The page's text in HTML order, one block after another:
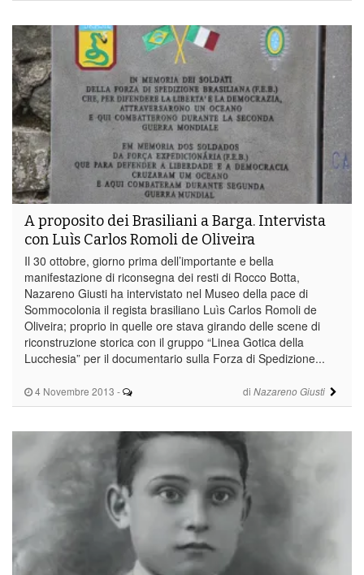
4 Novembre 2013 - di Nazareno Giusti
A proposito dei Brasiliani a Barga. Intervista
con Luìs Carlos Romoli de Oliveira
Il 30 ottobre, giorno prima dell’importante e bella
manifestazione di riconsegna dei resti di Rocco Botta,
Nazareno Giusti ha intervistato nel Museo della pace di
Sommocolonia il regista brasiliano Luìs Carlos Romoli de
Oliveira; proprio in quelle ore stava girando delle scene di
riconstruzione storica con il gruppo “Linea Gotica della
Lucchesia” per il documentario sulla Forza di Spedizione...